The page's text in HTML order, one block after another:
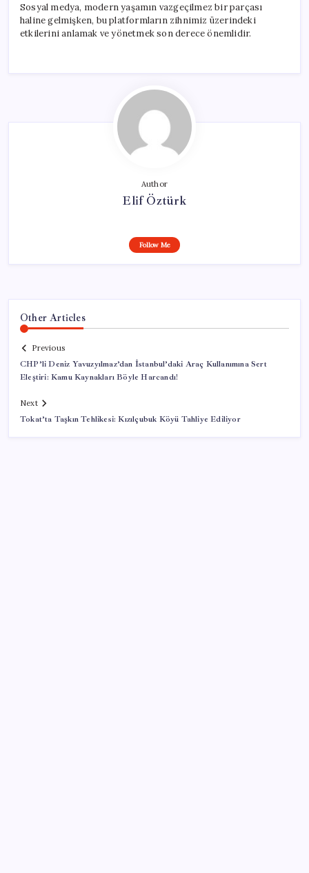
Sosyal medya, modern yaşamın vazgeçilmez bir parçası
haline gelmişken, bu platformların zihnimiz üzerindeki
etkilerini anlamak ve yönetmek son derece önemlidir.
Author
Elif Öztürk
Follow Me
Other Articles
Previous
CHP’li Deniz Yavuzyılmaz’dan İstanbul’daki Araç Kullanımına Sert
Eleştiri: Kamu Kaynakları Böyle Harcandı!
Next
Tokat’ta Taşkın Tehlikesi: Kızılçubuk Köyü Tahliye Ediliyor